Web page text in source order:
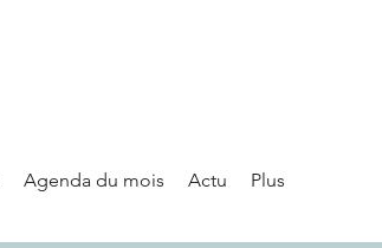
Agenda du mois Actu Plus